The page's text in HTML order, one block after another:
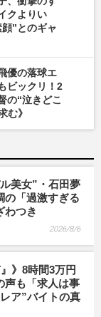
クよりい
”とのギャ
優の落球エ
ビックリ！2
の“泣きどこ
む》
美女”・石田夢
の「過激すぎる
わつき
2026/8/6
》8時間3万円
声も「求人は事
ア”バイトの真